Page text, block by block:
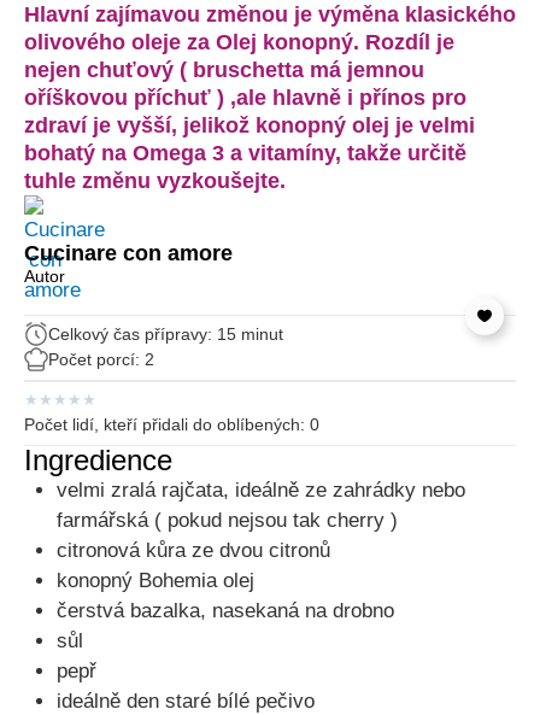
Hlavní zajímavou změnou je výměna klasického
olivového oleje za Olej konopný. Rozdíl je
nejen chuťový ( bruschetta má jemnou
oříškovou příchuť ) ,ale hlavně i přínos pro
zdraví je vyšší, jelikož konopný olej je velmi
bohatý na Omega 3 a vitamíny, takže určitě
tuhle změnu vyzkoušejte.
Cucinare con amore
Autor
Celkový čas přípravy: 15 minut
Počet porcí: 2
★ ★ ★ ★ ★
Počet lidí, kteří přidali do oblíbených: 0
Ingredience
velmi zralá rajčata, ideálně ze zahrádky nebo
farmářská ( pokud nejsou tak cherry )
citronová kůra ze dvou citronů
konopný Bohemia olej
čerstvá bazalka, nasekaná na drobno
sůl
pepř
ideálně den staré bílé pečivo